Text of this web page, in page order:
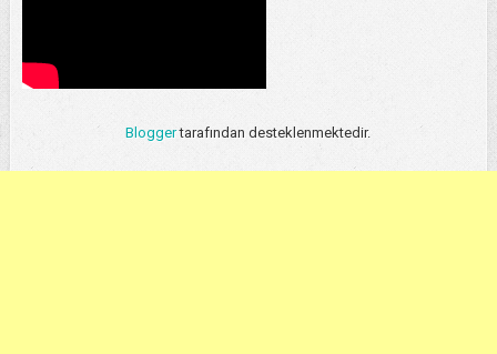
Bloggertarafından desteklenmektedir.